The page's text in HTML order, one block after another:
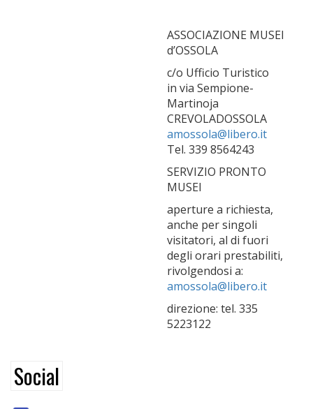
ASSOCIAZIONE MUSEI
d’OSSOLA
c/o Ufficio Turistico
in via Sempione-
Martinoja
CREVOLADOSSOLA
amossola@libero.it
Tel. 339 8564243
SERVIZIO PRONTO
MUSEI
aperture a richiesta,
anche per singoli
visitatori, al di fuori
degli orari prestabiliti,
rivolgendosi a:
amossola@libero.it
direzione: tel. 335
5223122
Social